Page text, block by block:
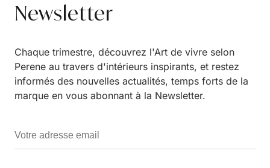
Newsletter
Chaque trimestre, découvrez l'Art de vivre selon
Perene au travers d'intérieurs inspirants, et restez
informés des nouvelles actualités, temps forts de la
marque en vous abonnant à la Newsletter.